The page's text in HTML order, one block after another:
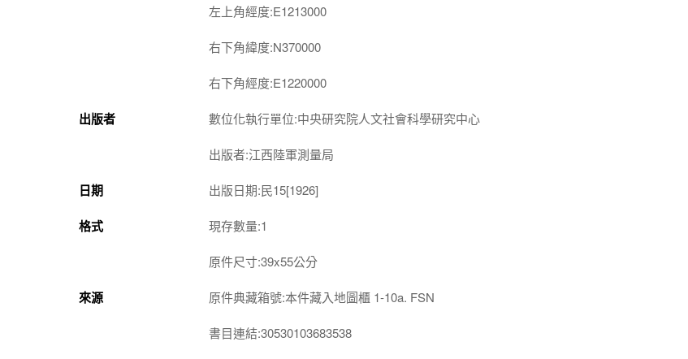
左上角經度:E1213000
右下角緯度:N370000
右下角經度:E1220000
出版者 數位化執行單位:中央研究院人文社會科學研究中心
出版者:江西陸軍測量局
日期 出版日期:民15[1926]
格式 現存數量:1
原件尺寸:39x55公分
來源 原件典藏箱號:本件藏入地圖櫃 1-10a. FSN
書目連結:30530103683538